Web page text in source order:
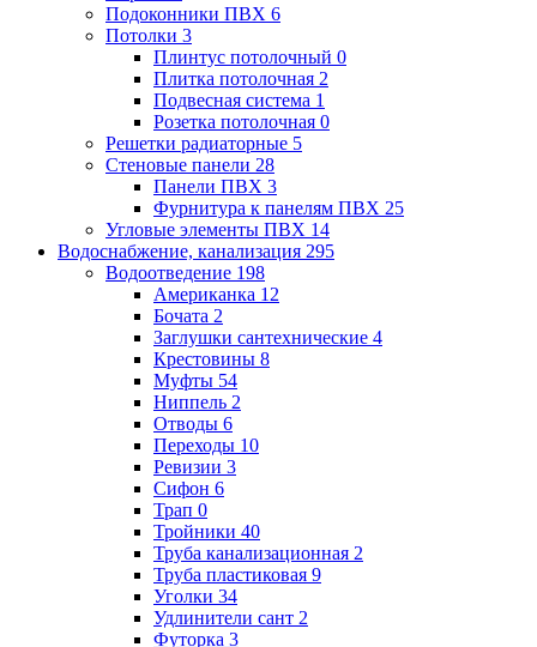
Подоконники ПВХ 6
Потолки 3
Плинтус потолочный 0
Плитка потолочная 2
Подвесная система 1
Розетка потолочная 0
Решетки радиаторные 5
Стеновые панели 28
Панели ПВХ 3
Фурнитура к панелям ПВХ 25
Угловые элементы ПВХ 14
Водоснабжение, канализация 295
Водоотведение 198
Американка 12
Бочата 2
Заглушки сантехнические 4
Крестовины 8
Муфты 54
Ниппель 2
Отводы 6
Переходы 10
Ревизии 3
Сифон 6
Трап 0
Тройники 40
Труба канализационная 2
Труба пластиковая 9
Уголки 34
Удлинители сант 2
Футорка 3